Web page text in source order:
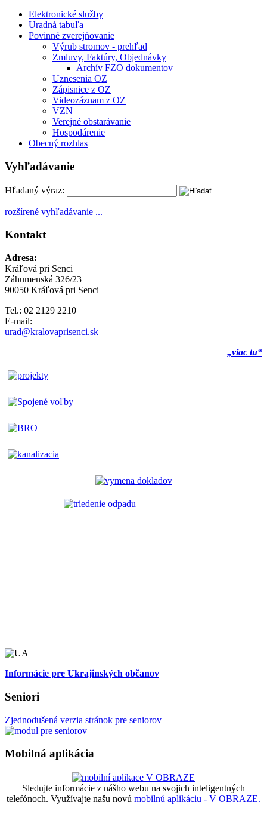
Elektronické služby
Uradná tabuľa
Povinné zverejňovanie
Výrub stromov - prehľad
Zmluvy, Faktúry, Objednávky
Archív FZO dokumentov
Uznesenia OZ
Zápisnice z OZ
Videozáznam z OZ
VZN
Verejné obstarávanie
Hospodárenie
Obecný rozhlas
Vyhľadávanie
Hľadaný výraz:
rozšírené vyhľadávanie ...
Kontakt
Adresa:
Kráľová pri Senci
Záhumenská 326/23
90050 Kráľová pri Senci
Tel.: 02 2129 2210
E-mail:
urad@kralovaprisenci.sk
„viac tu“
Informácie pre Ukrajinských občanov
Seniori
Zjednodušená verzia stránok pre seniorov
Mobilná aplikácia
Sledujte informácie z nášho webu na svojich inteligentných
telefónoch. Využívajte našu novú mobilnú aplikáciu - V OBRAZE.